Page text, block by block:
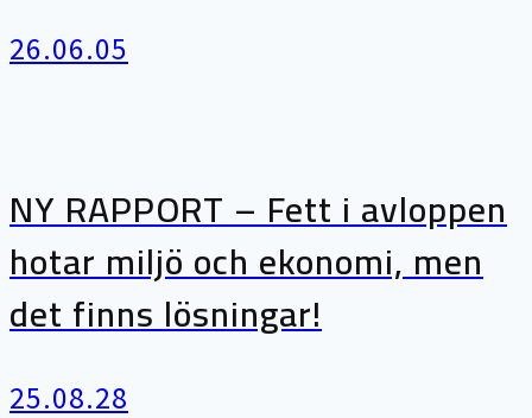
26.06.05
NY RAPPORT – Fett i avloppen
hotar miljö och ekonomi, men
det finns lösningar!
25.08.28